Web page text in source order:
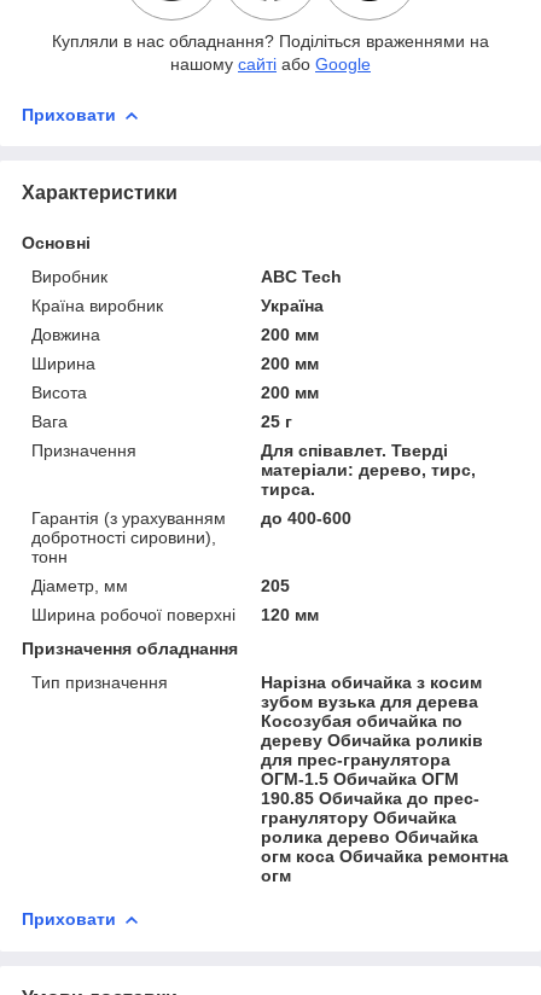
Купляли в нас обладнання? Поділіться враженнями на
нашому сайті або Google
Приховати
Характеристики
Основні
Виробник
ABC Tech
Країна виробник
Україна
Довжина
200 мм
Ширина
200 мм
Висота
200 мм
Вага
25 г
Призначення
Для співавлет. Тверді
матеріали: дерево, тирс,
тирса.
Гарантія (з урахуванням
добротності сировини),
тонн
до 400-600
Діаметр, мм
205
Ширина робочої поверхні
120 мм
Призначення обладнання
Тип призначення
Нарізна обичайка з косим
зубом вузька для дерева
Косозубая обичайка по
дереву Обичайка роликів
для прес-гранулятора
ОГМ-1.5 Обичайка ОГМ
190.85 Обичайка до прес-
гранулятору Обичайка
ролика дерево Обичайка
огм коса Обичайка ремонтна
огм
Приховати